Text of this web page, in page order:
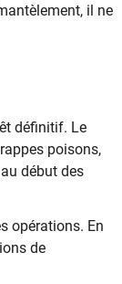
il ne
définitif. Le
poisons,
début des
opérations. En
de